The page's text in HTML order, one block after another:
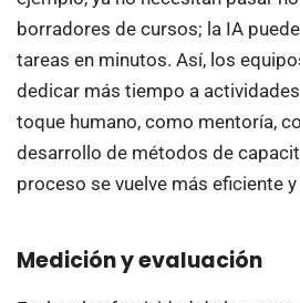
borradores de cursos; la IA
tareas en minutos. Así, los
dedicar más tiempo a
toque humano, como mentoría,
desarrollo de métodos de
proceso se vuelve más eficiente
Medición y evaluación